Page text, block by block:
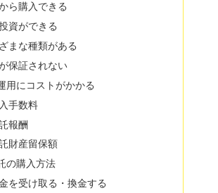
ら購入できる
資ができる
まな種類がある
保証されない
用にコストがかかる
手数料
報酬
財産留保額
の購入方法
を受け取る・換金する